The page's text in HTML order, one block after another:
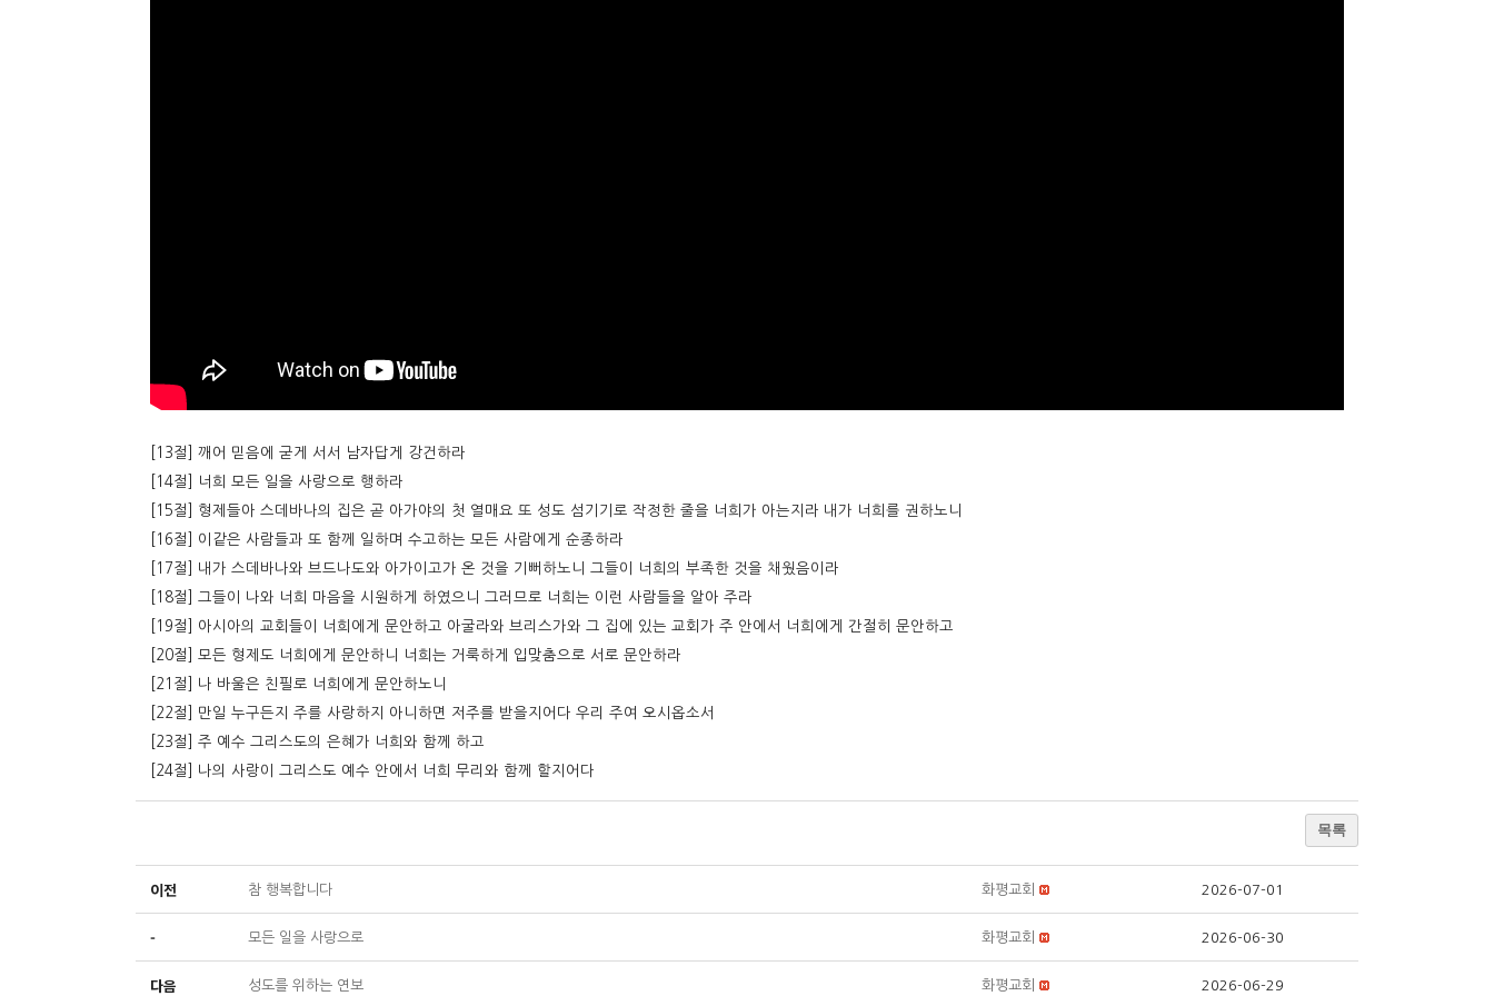
[13절] 깨어 믿음에 굳게 서서 남자답게 강건하라
[14절] 너희 모든 일을 사랑으로 행하라
[15절] 형제들아 스데바나의 집은 곧 아가야의 첫 열매요 또 성도 섬기기로 작정한 줄을 너희가 아는지라 내가 너희를 권하노니
[16절] 이같은 사람들과 또 함께 일하며 수고하는 모든 사람에게 순종하라
[17절] 내가 스데바나와 브드나도와 아가이고가 온 것을 기뻐하노니 그들이 너희의 부족한 것을 채웠음이라
[18절] 그들이 나와 너희 마음을 시원하게 하였으니 그러므로 너희는 이런 사람들을 알아 주라
[19절] 아시아의 교회들이 너희에게 문안하고 아굴라와 브리스가와 그 집에 있는 교회가 주 안에서 너희에게 간절히 문안하고
[20절] 모든 형제도 너희에게 문안하니 너희는 거룩하게 입맞춤으로 서로 문안하라
[21절] 나 바울은 친필로 너희에게 문안하노니
[22절] 만일 누구든지 주를 사랑하지 아니하면 저주를 받을지어다 우리 주여 오시옵소서
[23절] 주 예수 그리스도의 은혜가 너희와 함께 하고
[24절] 나의 사랑이 그리스도 예수 안에서 너희 무리와 함께 할지어다
목록
이전 참 행복합니다 화평교회 2026-07-01
- 모든 일을 사랑으로 화평교회 2026-06-30
다음 성도를 위하는 연보 화평교회 2026-06-29